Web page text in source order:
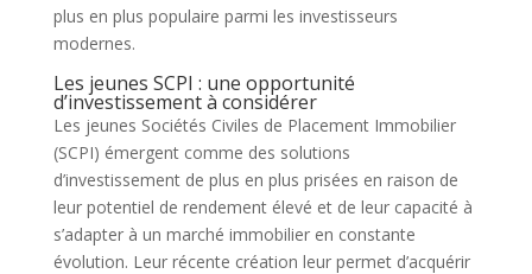
plus en plus populaire parmi les investisseurs
modernes.
Les jeunes SCPI : une opportunité
d’investissement à considérer
Les jeunes Sociétés Civiles de Placement Immobilier
(SCPI) émergent comme des solutions
d’investissement de plus en plus prisées en raison de
leur potentiel de rendement élevé et de leur capacité à
s’adapter à un marché immobilier en constante
évolution. Leur récente création leur permet d’acquérir